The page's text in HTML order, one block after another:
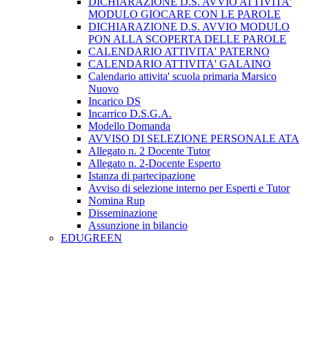
MODULO GIOCARE CON LE PAROLE
DICHIARAZIONE D.S. AVVIO MODULO
PON ALLA SCOPERTA DELLE PAROLE
CALENDARIO ATTIVITA' PATERNO
CALENDARIO ATTIVITA' GALAINO
Calendario attivita' scuola primaria Marsico
Nuovo
Incarico DS
Incarrico D.S.G.A.
Modello Domanda
AVVISO DI SELEZIONE PERSONALE ATA
Allegato n. 2 Docente Tutor
Allegato n. 2-Docente Esperto
Istanza di partecipazione
Avviso di selezione interno per Esperti e Tutor
Nomina Rup
Disseminazione
Assunzione in bilancio
EDUGREEN